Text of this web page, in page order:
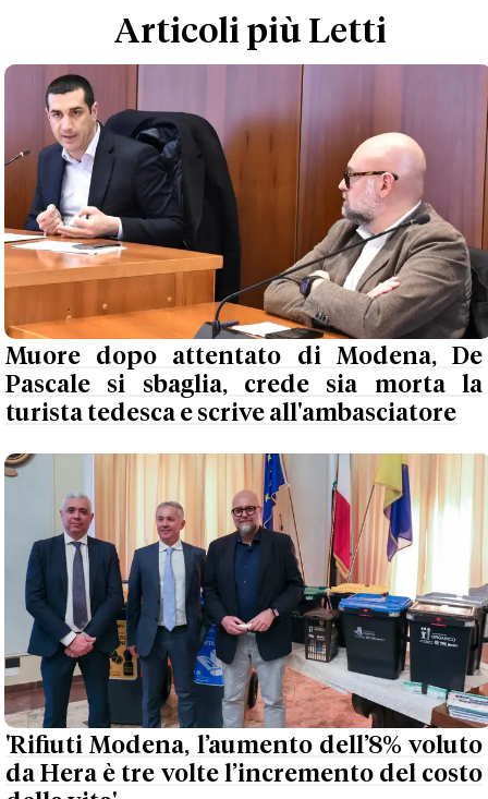
Articoli più Letti
Muore dopo attentato di Modena, De
Pascale si sbaglia, crede sia morta la
turista tedesca e scrive all'ambasciatore
'Rifiuti Modena, l’aumento dell’8% voluto
da Hera è tre volte l’incremento del costo